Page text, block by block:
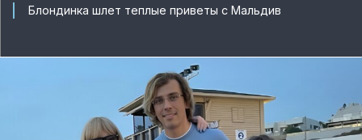
Блондинка шлет теплые приветы с Мальдив